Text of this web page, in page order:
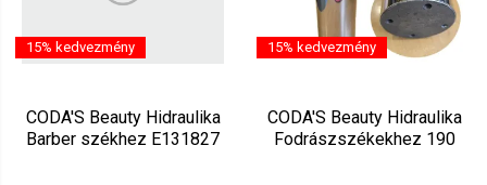
15% kedvezmény
CODA'S Beauty Hidraulika
Barber székhez E131827
15% kedvezmény
CODA'S Beauty Hidraulika
Fodrászszékekhez 190